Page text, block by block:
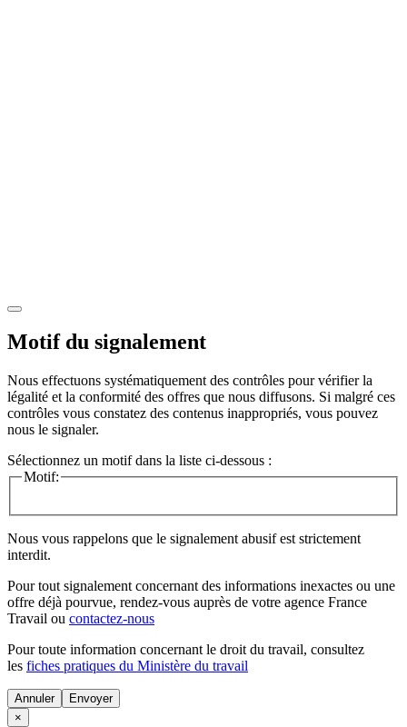
Motif du signalement
Nous effectuons systématiquement des contrôles pour vérifier la
légalité et la conformité des offres que nous diffusons. Si malgré ces
contrôles vous constatez des contenus inappropriés, vous pouvez
nous le signaler.
Sélectionnez un motif dans la liste ci-dessous :
Motif:
Nous vous rappelons que le signalement abusif est strictement
interdit.
Pour tout signalement concernant des informations inexactes ou une
offre déjà pourvue, rendez-vous auprès de votre agence France
Travail ou contactez-nous
Pour toute information concernant le droit du travail, consultez
les fiches pratiques du Ministère du travail
Annuler
×